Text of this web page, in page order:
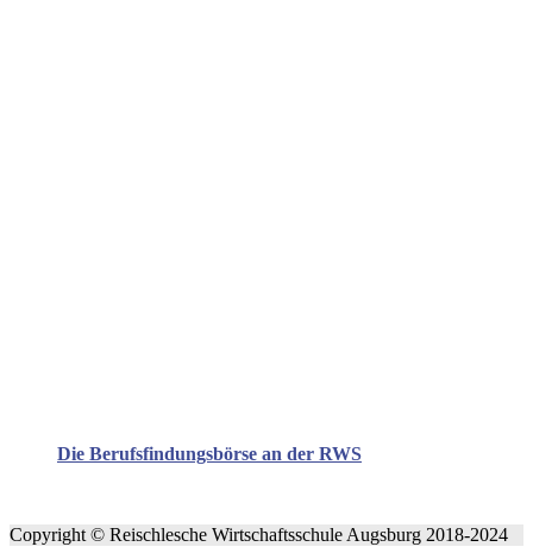
Die Berufsfindungsbörse an der RWS
Copyright © Reischlesche Wirtschaftsschule Augsburg 2018-2024